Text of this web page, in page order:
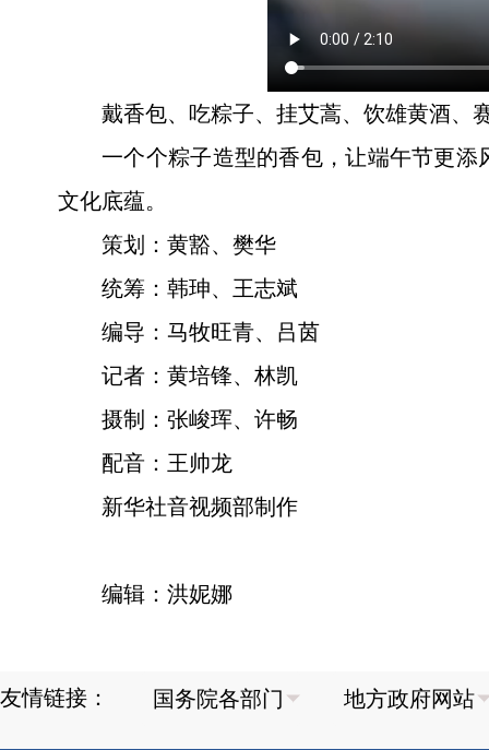
戴香包、吃粽子、挂艾蒿、饮雄黄酒
一个个粽子造型的香包，让端午节更
文化底蕴。
策划：黄豁、樊华
统筹：韩珅、王志斌
编导：马牧旺青、吕茵
记者：黄培锋、林凯
摄制：张峻珲、许畅
配音：王帅龙
新华社音视频部制作
编辑：洪妮娜
友情链接：